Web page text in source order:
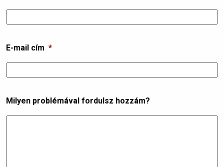
E-mail cím *
Milyen problémával fordulsz hozzám?